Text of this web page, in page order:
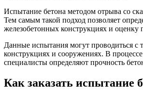
Испытание бетона методом отрыва со
Тем самым такой подход позволяет
железобетонных конструкциях и
Данные испытания могут проводиться
конструкциях и сооружениях. В
специалисты определяют прочность
Как заказать испытание